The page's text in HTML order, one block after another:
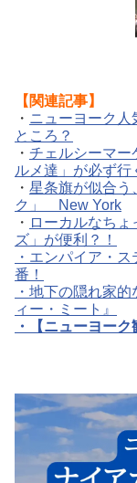
【関連記事】
・ ニューヨーク
ところ？
・ チェルシーマ
ルメ達」が必ず行
・ 星条旗が似合う
ク」 New York
・ ローカルなち
ズ」が便利？！
・エンパイア・
番！
・地下の隠れ家
ィー・ミート』
・
【ニューヨー